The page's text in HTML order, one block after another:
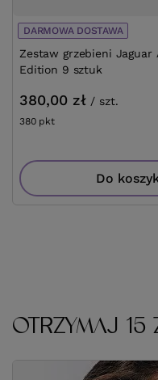
DARMOWA DOSTAWA
Zestaw grzebieni Jaguar
Edition 9 sztuk
380,00 zł / szt.
380 pktpunktów
Do
OTRZYMAJ 15